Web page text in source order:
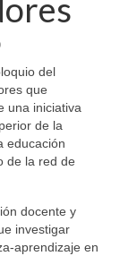
del
que
una iniciativa
de la
educación
de la red de
docente y
investigar
aprendizaje en